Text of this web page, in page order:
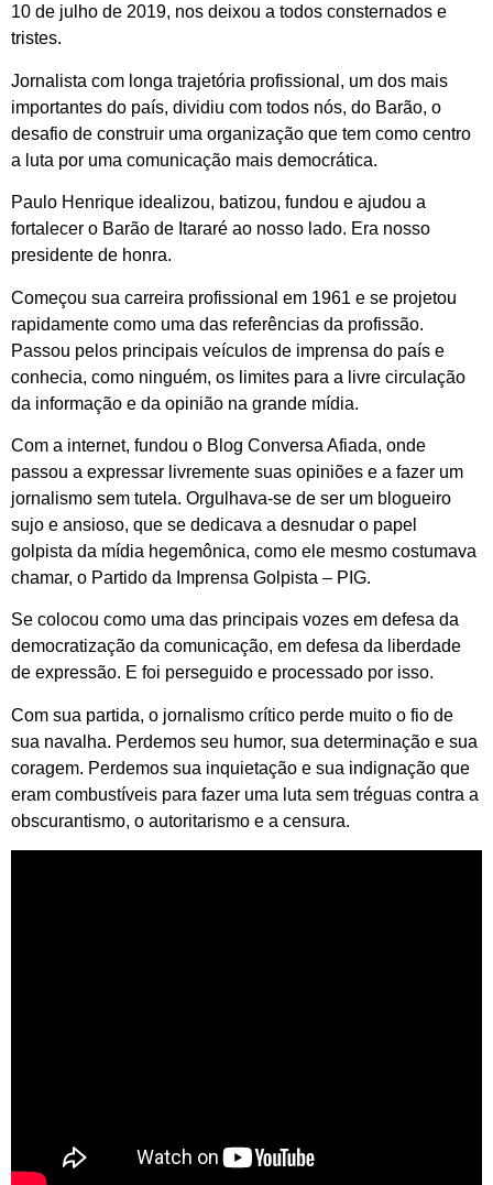
10 de julho de 2019, nos deixou a todos consternados e
tristes.
Jornalista com longa trajetória profissional, um dos mais
importantes do país, dividiu com todos nós, do Barão, o
desafio de construir uma organização que tem como centro
a luta por uma comunicação mais democrática.
Paulo Henrique idealizou, batizou, fundou e ajudou a
fortalecer o Barão de Itararé ao nosso lado. Era nosso
presidente de honra.
Começou sua carreira profissional em 1961 e se projetou
rapidamente como uma das referências da profissão.
Passou pelos principais veículos de imprensa do país e
conhecia, como ninguém, os limites para a livre circulação
da informação e da opinião na grande mídia.
Com a internet, fundou o Blog Conversa Afiada, onde
passou a expressar livremente suas opiniões e a fazer um
jornalismo sem tutela. Orgulhava-se de ser um blogueiro
sujo e ansioso, que se dedicava a desnudar o papel
golpista da mídia hegemônica, como ele mesmo costumava
chamar, o Partido da Imprensa Golpista – PIG.
Se colocou como uma das principais vozes em defesa da
democratização da comunicação, em defesa da liberdade
de expressão. E foi perseguido e processado por isso.
Com sua partida, o jornalismo crítico perde muito o fio de
sua navalha. Perdemos seu humor, sua determinação e sua
coragem. Perdemos sua inquietação e sua indignação que
eram combustíveis para fazer uma luta sem tréguas contra a
obscurantismo, o autoritarismo e a censura.